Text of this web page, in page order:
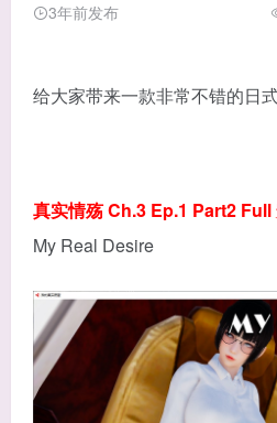
3年前发布
给大家带来一款非常不错的日
真实情殇 Ch.3 Ep.1 Part2
My Real Desire